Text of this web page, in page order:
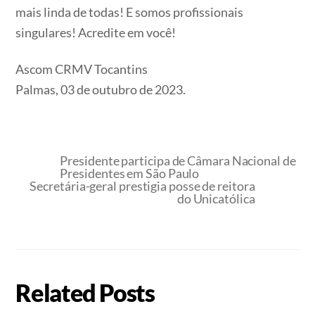
mais linda de todas! E somos profissionais
singulares! Acredite em você!
Ascom CRMV Tocantins
Palmas, 03 de outubro de 2023.
Presidente participa de Câmara Nacional de
Presidentes em São Paulo
Secretária-geral prestigia posse de reitora
do Unicatólica
Related Posts